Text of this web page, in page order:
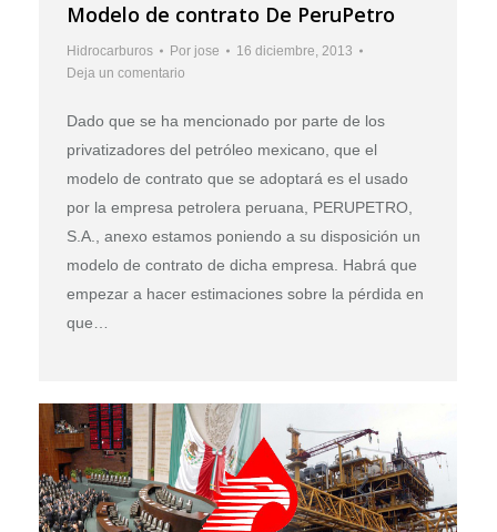
Modelo de contrato De PeruPetro
Hidrocarburos Por jose
16 diciembre, 2013
Deja un comentario
Dado que se ha mencionado por parte de los
privatizadores del petróleo mexicano, que el
modelo de contrato que se adoptará es el usado
por la empresa petrolera peruana, PERUPETRO,
S.A., anexo estamos poniendo a su disposición un
modelo de contrato de dicha empresa. Habrá que
empezar a hacer estimaciones sobre la pérdida en
que…